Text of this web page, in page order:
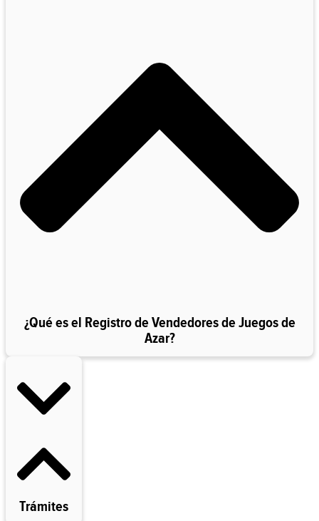
¿Qué es el Registro de Vendedores de Juegos de
Azar?
Trámites